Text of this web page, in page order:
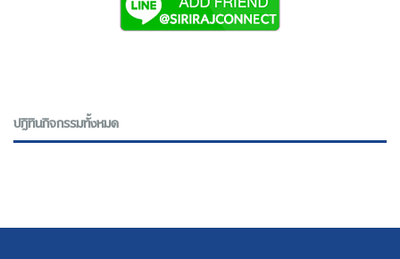
ปฎิทินกิจกรรมทั้งหมด